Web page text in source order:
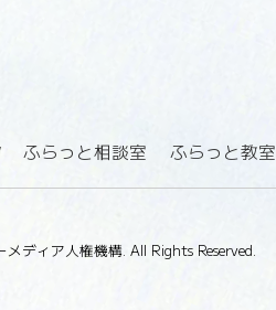
ふらっと相談室 ふらっと教室
ディア人権機構. All Rights Reserved.